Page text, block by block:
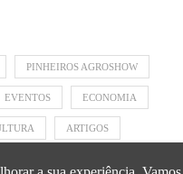
PINHEIROS AGROSHOW
EVENTOS ECONOMIA
ARTIGOS